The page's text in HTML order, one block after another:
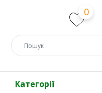
0
Категорії